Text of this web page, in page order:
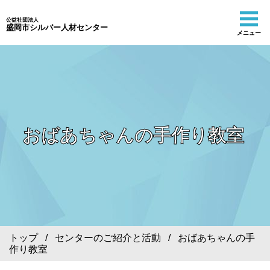
公益社団法人
盛岡市シルバー人材センター
メニュー
おばあちゃんの手作り教室
トップ/ センターのご紹介と活動 / おばあちゃんの手
作り教室